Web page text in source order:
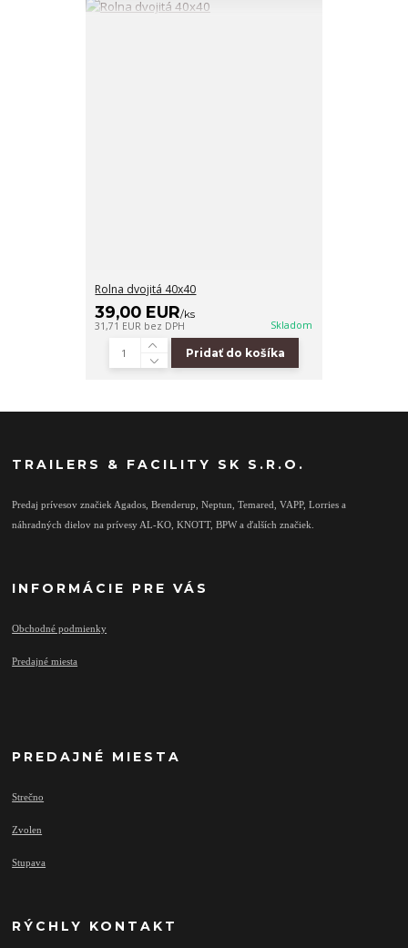
Rolna dvojitá 40x40
39,00 EUR/ks
31,71 EUR bez DPH Skladom
Pridať do košíka
TRAILERS & FACILITY SK S.R.O.
Predaj prívesov značiek Agados, Brenderup, Neptun, Temared, VAPP, Lorries a
náhradných dielov na prívesy AL-KO, KNOTT, BPW a ďalších značiek.
INFORMÁCIE PRE VÁS
Obchodné podmienky
Predajné miesta
PREDAJNÉ MIESTA
Strečno
Zvolen
Stupava
RÝCHLY KONTAKT